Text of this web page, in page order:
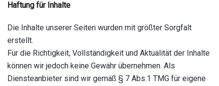
Haftung für Inhalte
Die Inhalte unserer Seiten wurden mit größter Sorgfalt
erstellt.
Für die Richtigkeit, Vollständigkeit und Aktualität der Inhalte
können wir jedoch keine Gewähr übernehmen. Als
Diensteanbieter sind wir gemäß § 7 Abs.1 TMG für eigene